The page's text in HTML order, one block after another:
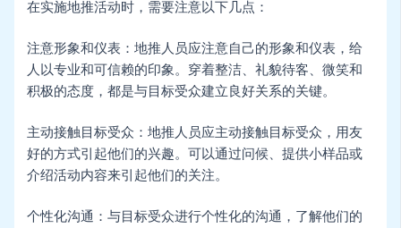
在实施地推活动时，需要注意以下几点：
注意形象和仪表：地推人员应注意自己的形象和仪表，给
人以专业和可信赖的印象。穿着整洁、礼貌待客、微笑和
积极的态度，都是与目标受众建立良好关系的关键。
主动接触目标受众：地推人员应主动接触目标受众，用友
好的方式引起他们的兴趣。可以通过问候、提供小样品或
介绍活动内容来引起他们的关注。
个性化沟通：与目标受众进行个性化的沟通，了解他们的